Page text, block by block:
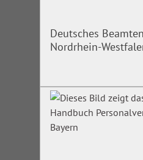
Deutsches
Nordrhein-